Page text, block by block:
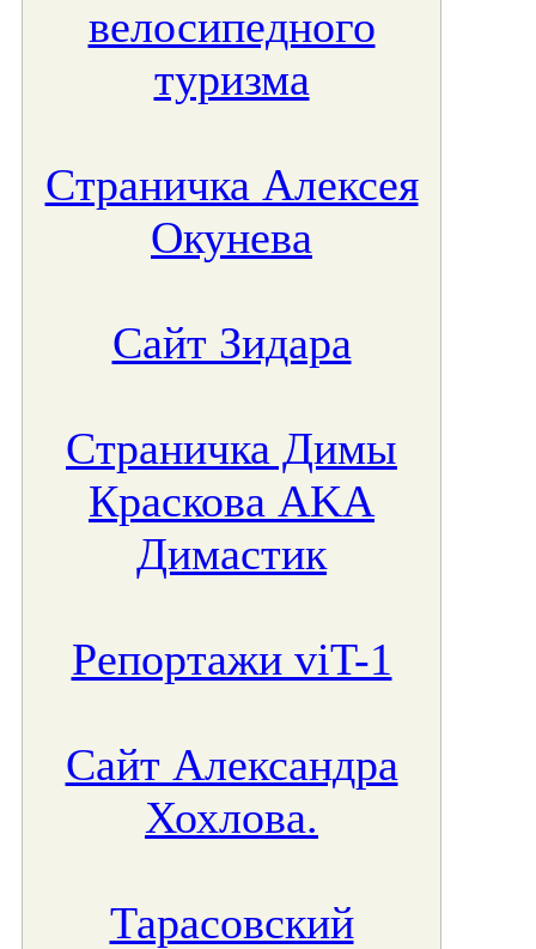
велосипедного
туризма
Страничка Алексея
Окунева
Сайт Зидара
Страничка Димы
Краскова AKA
Димастик
Репортажи viT-1
Сайт Александра
Хохлова.
Тарасовский